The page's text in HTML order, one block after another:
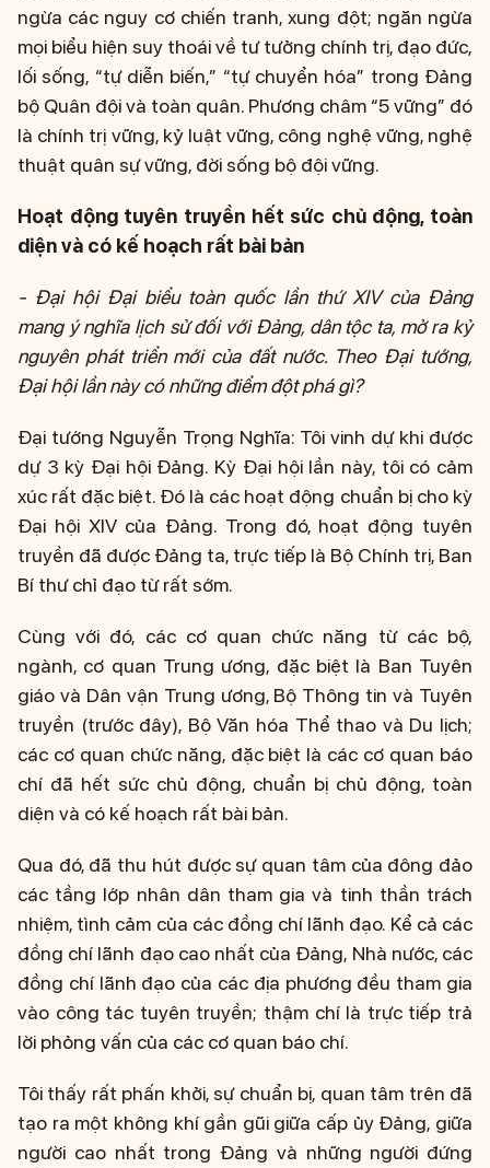
ngừa các nguy cơ chiến tranh, xung đột; ngăn ngừa
mọi biểu hiện suy thoái về tư tưởng chính trị, đạo đức,
lối sống, “tự diễn biến,” “tự chuyển hóa” trong Đảng
bộ Quân đội và toàn quân. Phương châm “5 vững” đó
là chính trị vững, kỷ luật vững, công nghệ vững, nghệ
thuật quân sự vững, đời sống bộ đội vững.
Hoạt động tuyên truyền hết sức chủ động, toàn
diện và có kế hoạch rất bài bản
- Đại hội Đại biểu toàn quốc lần thứ XIV của Đảng
mang ý nghĩa lịch sử đối với Đảng, dân tộc ta, mở ra kỷ
nguyên phát triển mới của đất nước. Theo Đại tướng,
Đại hội lần này có những điểm đột phá gì?
Đại tướng Nguyễn Trọng Nghĩa: Tôi vinh dự khi được
dự 3 kỳ Đại hội Đảng. Kỳ Đại hội lần này, tôi có cảm
xúc rất đặc biệt. Đó là các hoạt động chuẩn bị cho kỳ
Đại hội XIV của Đảng. Trong đó, hoạt động tuyên
truyền đã được Đảng ta, trực tiếp là Bộ Chính trị, Ban
Bí thư chỉ đạo từ rất sớm.
Cùng với đó, các cơ quan chức năng từ các bộ,
ngành, cơ quan Trung ương, đặc biệt là Ban Tuyên
giáo và Dân vận Trung ương, Bộ Thông tin và Tuyên
truyền (trước đây), Bộ Văn hóa Thể thao và Du lịch;
các cơ quan chức năng, đặc biệt là các cơ quan báo
chí đã hết sức chủ động, chuẩn bị chủ động, toàn
diện và có kế hoạch rất bài bản.
Qua đó, đã thu hút được sự quan tâm của đông đảo
các tầng lớp nhân dân tham gia và tinh thần trách
nhiệm, tình cảm của các đồng chí lãnh đạo. Kể cả các
đồng chí lãnh đạo cao nhất của Đảng, Nhà nước, các
đồng chí lãnh đạo của các địa phương đều tham gia
vào công tác tuyên truyền; thậm chí là trực tiếp trả
lời phỏng vấn của các cơ quan báo chí.
Tôi thấy rất phấn khởi, sự chuẩn bị, quan tâm trên đã
tạo ra một không khí gần gũi giữa cấp ủy Đảng, giữa
người cao nhất trong Đảng và những người đứng